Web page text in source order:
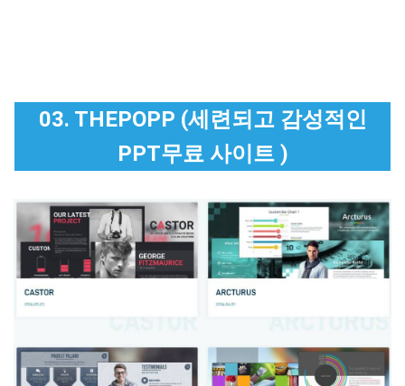
03. THEPOPP (세련되고 감성적인
PPT무료 사이트 )